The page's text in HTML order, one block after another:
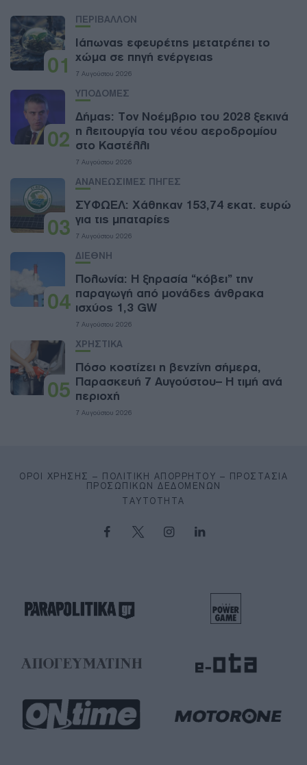
01
ΠΕΡΙΒΑΛΛΟΝ
Ιάπωνας εφευρέτης μετατρέπει το
χώμα σε πηγή ενέργειας
7 Αυγούστου 2026
02
ΥΠΟΔΟΜΕΣ
Δήμας: Τον Νοέμβριο του 2028 ξεκινά
η λειτουργία του νέου αεροδρομίου
στο Καστέλλι
7 Αυγούστου 2026
03
ΑΝΑΝΕΩΣΙΜΕΣ ΠΗΓΕΣ
ΣΥΦΩΕΛ: Χάθηκαν 153,74 εκατ. ευρώ
για τις μπαταρίες
7 Αυγούστου 2026
04
ΔΙΕΘΝΗ
Πολωνία: Η ξηρασία “κόβει” την
παραγωγή από μονάδες άνθρακα
ισχύος 1,3 GW
7 Αυγούστου 2026
05
ΧΡΗΣΤΙΚΑ
Πόσο κοστίζει η βενζίνη σήμερα,
Παρασκευή 7 Αυγούστου– Η τιμή ανά
περιοχή
7 Αυγούστου 2026
ΌΡΟΙ ΧΡΉΣΗΣ – ΠΟΛΙΤΙΚΉ ΑΠΟΡΡΉΤΟΥ – ΠΡΟΣΤΑΣΊΑ
ΠΡΟΣΩΠΙΚΏΝ ΔΕΔΟΜΈΝΩΝ
ΤΑΥΤΌΤΗΤΑ